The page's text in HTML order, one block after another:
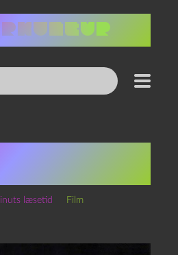
læsetid Film